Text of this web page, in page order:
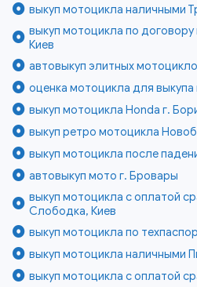
выкуп мотоцикла наличными
выкуп мотоцикла по
Киев
автовыкуп элитных
оценка мотоцикла для выкупа
выкуп мотоцикла Honda г.
выкуп ретро мотоцикла
выкуп мотоцикла после
автовыкуп мото г. Бровары
выкуп мотоцикла с оплатой
Слободка, Киев
выкуп мотоцикла по
выкуп мотоцикла наличными
выкуп мотоцикла с оплатой